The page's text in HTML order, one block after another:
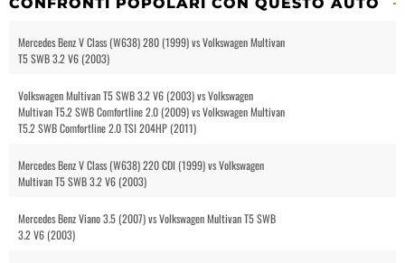
Mercedes Benz V Class (W638) 280 (1999) vs Volkswagen Multivan
T5 SWB 3.2 V6 (2003)
Volkswagen Multivan T5 SWB 3.2 V6 (2003) vs Volkswagen
Multivan T5.2 SWB Comfortline 2.0 (2009) vs Volkswagen Multivan
T5.2 SWB Comfortline 2.0 TSI 204HP (2011)
Mercedes Benz V Class (W638) 220 CDI (1999) vs Volkswagen
Multivan T5 SWB 3.2 V6 (2003)
Mercedes Benz Viano 3.5 (2007) vs Volkswagen Multivan T5 SWB
3.2 V6 (2003)